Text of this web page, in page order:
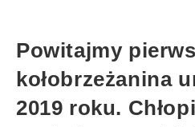
Powitajmy
kołobrzeżanina
2019 roku.